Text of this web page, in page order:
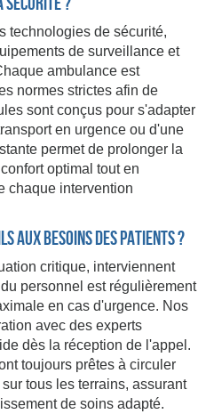
technologies de sécurité,
de surveillance et
ambulance est
normes strictes afin de
sont conçus pour s'adapter
en urgence ou d'une
permet de prolonger la
optimal tout en
chaque intervention
aux besoins des patients ?
critique, interviennent
personnel est régulièrement
en cas d'urgence. Nos
avec des experts
dès la réception de l'appel.
toujours prêtes à circuler
tous les terrains, assurant
de soins adapté.